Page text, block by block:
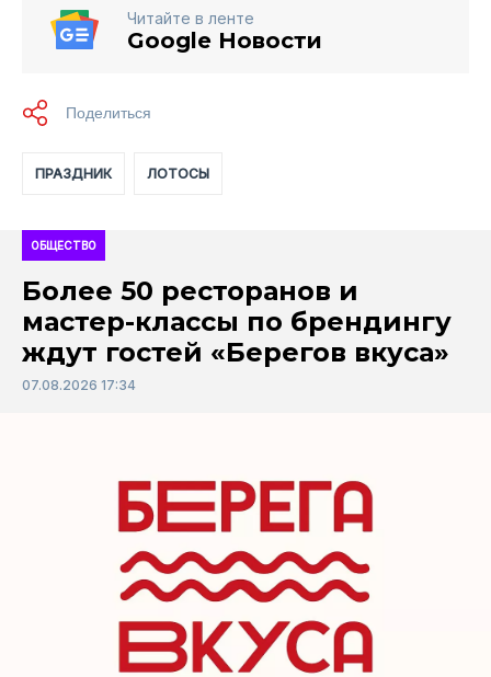
Читайте в ленте
Google Новости
ПРАЗДНИК ЛОТОСЫ
ОБЩЕСТВО
Более 50 ресторанов и
мастер-классы по брендингу
ждут гостей «Берегов вкуса»
07.08.2026 17:34